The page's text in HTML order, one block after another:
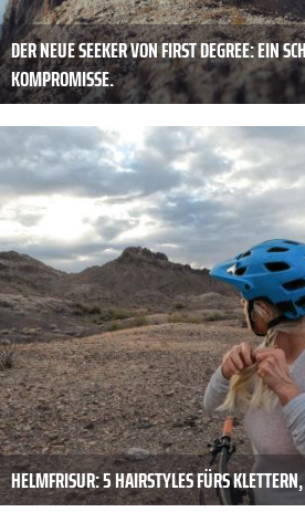
DER NEUE SEEKER VON FIRST DEGREE: EIN
KOMPROMISSE.
HELMFRISUR: 5 HAIRSTYLES FÜRS